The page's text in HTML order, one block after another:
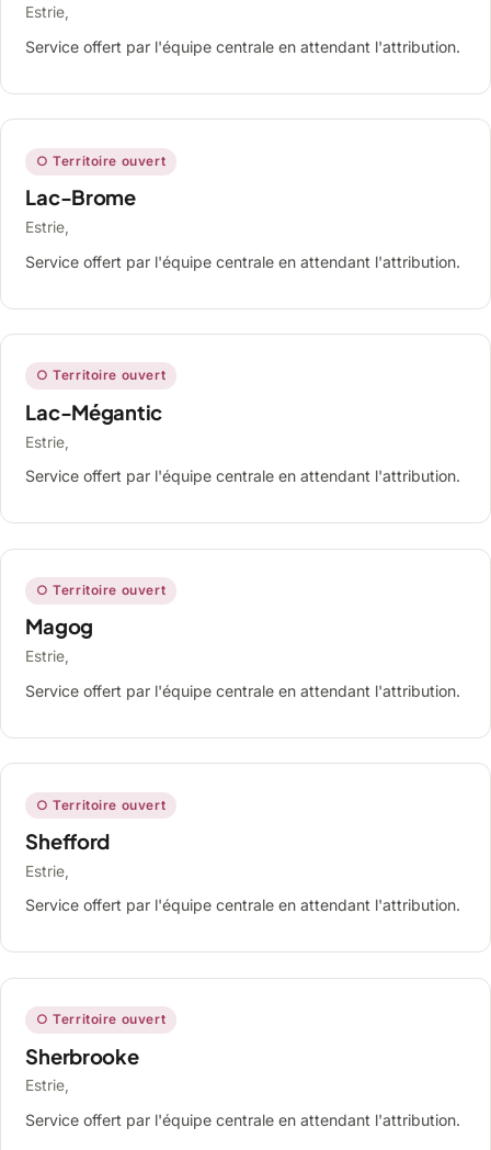
Estrie,
Service offert par l'équipe centrale en attendant l'attribution.
○ Territoire ouvert
Lac-Brome
Estrie,
Service offert par l'équipe centrale en attendant l'attribution.
○ Territoire ouvert
Lac-Mégantic
Estrie,
Service offert par l'équipe centrale en attendant l'attribution.
○ Territoire ouvert
Magog
Estrie,
Service offert par l'équipe centrale en attendant l'attribution.
○ Territoire ouvert
Shefford
Estrie,
Service offert par l'équipe centrale en attendant l'attribution.
○ Territoire ouvert
Sherbrooke
Estrie,
Service offert par l'équipe centrale en attendant l'attribution.